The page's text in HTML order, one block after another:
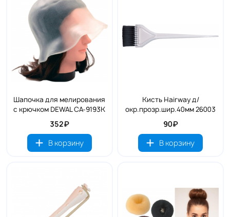
Шапочка для мелирования
с крючком DEWAL CA-9193K
352₽
В корзину
Кисть Hairway д/
окр.прозр.шир.40мм 26003
90₽
В корзину